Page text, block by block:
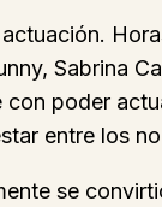
Sabrina
poder
entre los
se